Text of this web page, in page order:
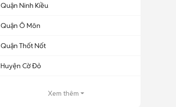
Quận Ninh Kiều
Quận Ô Môn
Quận Thốt Nốt
Huyện Cờ Đỏ
Xem thêm